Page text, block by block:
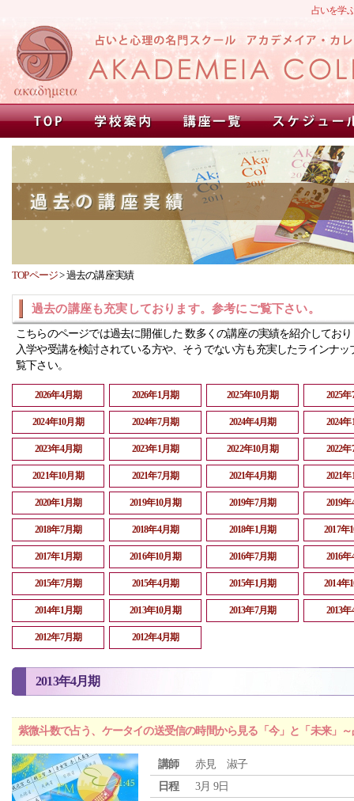
占いを学
TOPページ>過去の講座実績
過去の講座も充実しております。参考にご覧下さい。
こちらのページでは過去に開催した 数多くの講座の実績を紹介してお
入学や受講を検討されている方や、そうでない方も充実したラインナッ
覧下さい。
2026年4月期 2026年1月期 2025年10月期 2025
2024年10月期 2024年7月期 2024年4月期 2024
2023年4月期 2023年1月期 2022年10月期 2022
2021年10月期 2021年7月期 2021年4月期 2021
2020年1月期 2019年10月期 2019年7月期 2019
2018年7月期 2018年4月期 2018年1月期 2017年
2017年1月期 2016年10月期 2016年7月期 2016
2015年7月期 2015年4月期 2015年1月期 2014年
2014年1月期 2013年10月期 2013年7月期 2013
2012年7月期 2012年4月期
2013年4月期
紫微斗数で占う、ケータイの送受信の時間から見る「今」と「未来」
講師
赤見 淑子
日程
3月 9日